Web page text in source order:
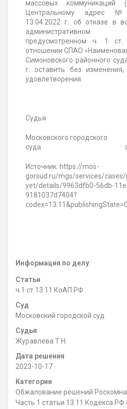
массовых коммуникаций
Центральному адрес
13.04.2022 г. об отказе в
административном
предусмотренном ч. 1
отношении СПАО
Симоновского районного
г. оставить без
удовлетворения.
Судья
Московского городского
суда
Источник: https://mos-
gorsud.ru/mgs/services/
yet/details/9963dfb0-56db-
9181037d7404?
Информация по делу
Статьи
ч.1 ст.13.11 КоАП РФ
Суд
Московский городской суд
Судья
Журавлева Т.Н.
Дата решения
2023-10-17
Категории
Обжалование решений
Часть 1 статьи 13.11 Кодекса РФ